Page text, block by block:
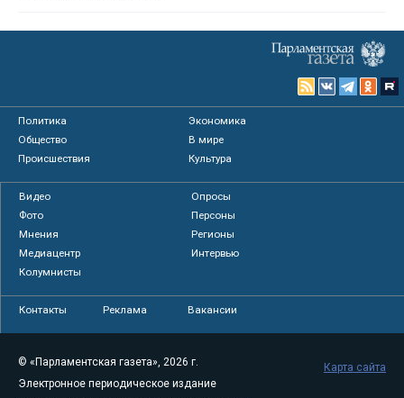
Политика
Экономика
Общество
В мире
Происшествия
Культура
Видео
Опросы
Фото
Персоны
Мнения
Регионы
Медиацентр
Интервью
Колумнисты
Контакты Реклама Вакансии
© «Парламентская газета», 2026 г.
Электронное периодическое издание
Карта сайта